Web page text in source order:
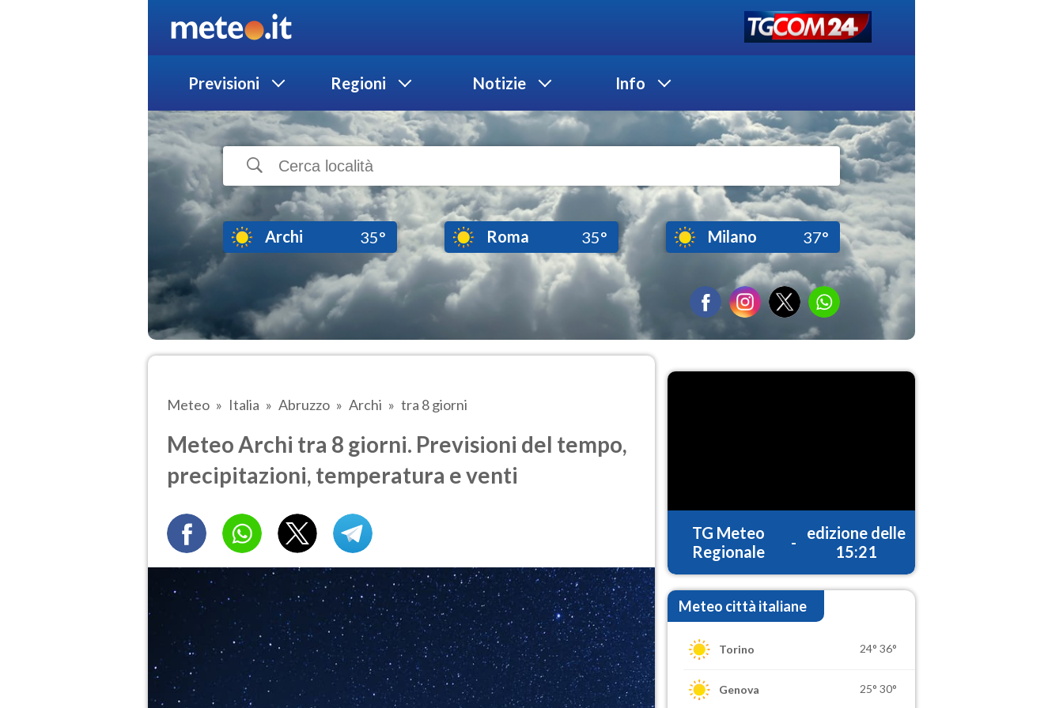
Previsioni Regioni Notizie Info
Archi 35° Roma 35° Milano 37°
Meteo Italia Abruzzo Archi tra 8 giorni
Meteo Archi tra 8 giorni. Previsioni del tempo,
precipitazioni, temperatura e venti
TG Meteo
Regionale
-
edizione delle
15:21
Meteo città italiane
Torino 24° 36°
Genova 25° 30°